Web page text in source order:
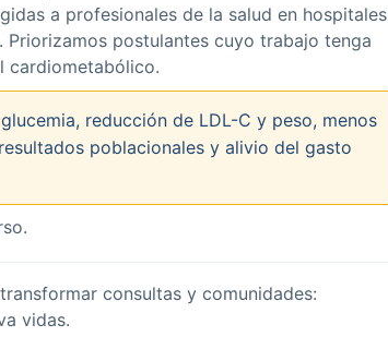
a profesionales de la salud en hospitales
postulantes cuyo trabajo tenga
cardiometabólico.
reducción de LDL-C y peso, menos
poblacionales y alivio del gasto
consultas y comunidades:
vidas.